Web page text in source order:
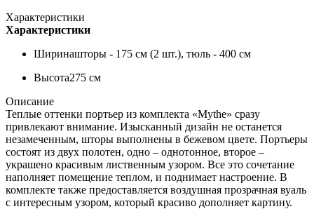
Характеристики
Характеристики
Ширинашторы - 175 см (2 шт.), тюль - 400 см
Высота275 см
Описание
Теплые оттенки портьер из комплекта «Mythe» сразу
привлекают внимание. Изысканный дизайн не останется
незамеченным, шторы выполнены в бежевом цвете. Портьеры
состоят из двух полотен, одно – однотонное, второе –
украшено красивым лиственным узором. Все это сочетание
наполняет помещение теплом, и поднимает настроение. В
комплекте также предоставляется воздушная прозрачная вуаль
с интересным узором, который красиво дополняет картину.